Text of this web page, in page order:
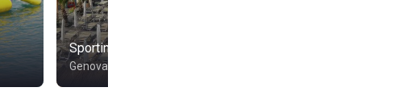
Sporting Club
Genova